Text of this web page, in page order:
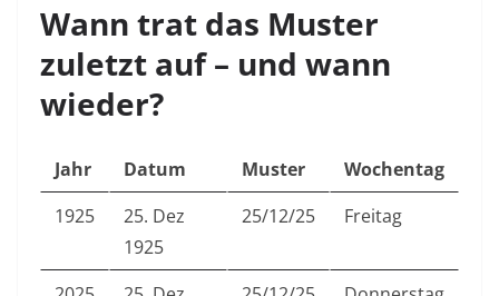
Wann trat das Muster
zuletzt auf – und wann
wieder?
Jahr Datum Muster
Wochentag
1925
25. Dez
1925
25/12/25 Freitag